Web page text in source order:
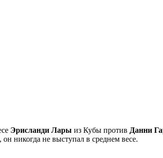
Эрисланди Лары из Кубы против Данни
никогда не выступал в среднем весе.